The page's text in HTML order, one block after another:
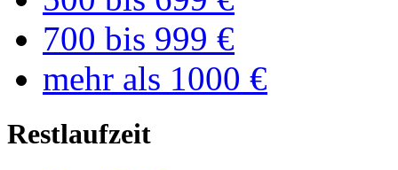
700 bis 999 €
mehr als 1000 €
Restlaufzeit